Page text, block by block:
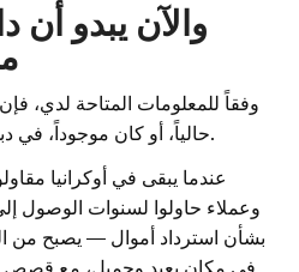
والآن يبدو أن
وفقاً للمعلومات المتاحة لدي،
حالياً، أو كان موجوداً، في دبي. وهذا أيضاً أمر رمزي جداً.
عندما يبقى في أوكرانيا
وعملاء حاولوا لسنوات الوصول
بشأن استرداد أموال — يصبح من
في مكان بعيد وجميل، مع قصص